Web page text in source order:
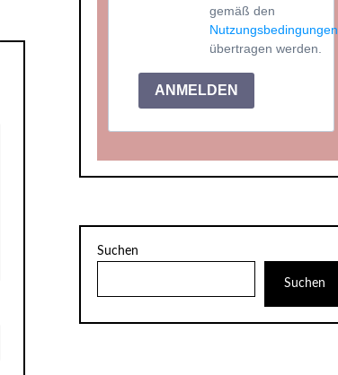
gemäß den
Nutzungsbedingungen
übertragen werden.
ANMELDEN
Suchen
Suchen